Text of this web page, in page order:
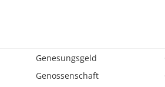
Genesungsgeld
Genossenschaft